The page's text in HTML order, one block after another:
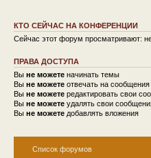
КТО СЕЙЧАС НА КОНФЕРЕНЦИИ
Сейчас этот форум просматривают:
ПРАВА ДОСТУПА
Вы не можете начинать темы
Вы не можете отвечать на сообщения
Вы не можете редактировать свои
Вы не можете удалять свои
Вы не можете добавлять вложения
Список форумов